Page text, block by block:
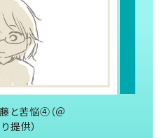
と苦悩④（＠
供）